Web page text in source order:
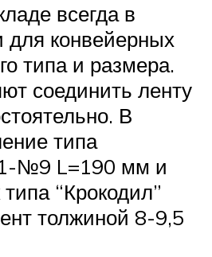
всегда в
для конвейерных
типа и размера.
соединить ленту
В
типа
№9 L=190 мм и
“Крокодил”
толжиной 8-9,5